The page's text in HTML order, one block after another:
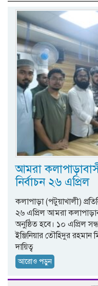
আমরা
নির্বাচন ২৬ এপ্রিল
কলাপাড়া (পটুয়াখালী)
২৬ এপ্রিল আমরা
অনুষ্ঠিত হবে। ১০ এপ্রিল
ইঞ্জিনিয়ার তৌহিদুর রহমান
দায়িত্ব
আরোও পড়ুন